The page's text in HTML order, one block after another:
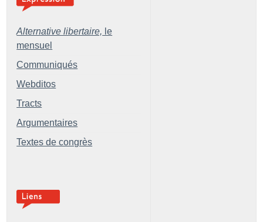
Alternative libertaire, le
mensuel
Communiqués
Webditos
Tracts
Argumentaires
Textes de congrès